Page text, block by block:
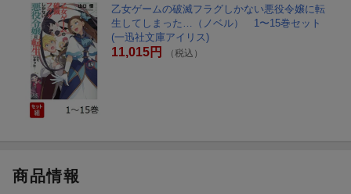
乙女ゲームの破滅フラグしかない悪役令嬢に転
生してしまった…（ノベル） 1〜15巻セット
(一迅社文庫アイリス)
11,015円 （税込）
商品情報